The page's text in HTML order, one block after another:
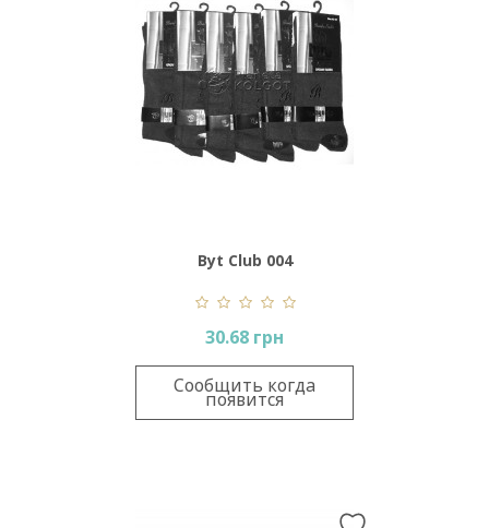
Byt Club 004
30.68 грн
Сообщить когда
появится